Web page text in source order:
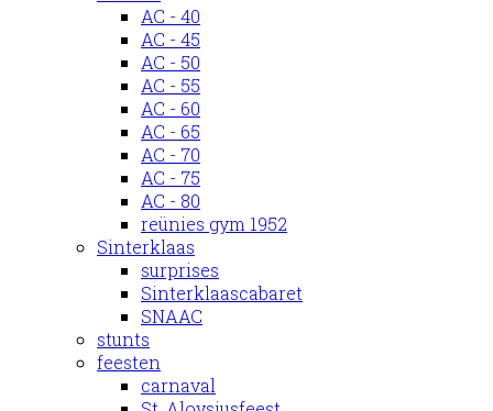
AC - 40
AC - 45
AC - 50
AC - 55
AC - 60
AC - 65
AC - 70
AC - 75
AC - 80
reünies gym 1952
Sinterklaas
surprises
Sinterklaascabaret
SNAAC
stunts
feesten
carnaval